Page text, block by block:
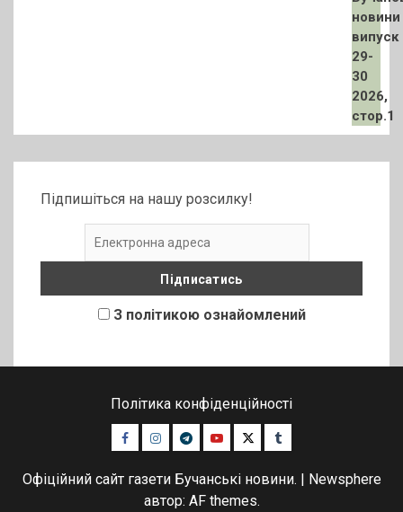
Підпишіться на нашу розсилку!
З політикою ознайомлений
Політика конфіденційності
Facebook
Instagram
TelegramYoutubeTwitterTumblr
Офіційний сайт газети Бучанські новини. | Newsphere
автор: AF themes.